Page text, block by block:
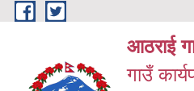
Skip to main content
आठराई
गाउँ